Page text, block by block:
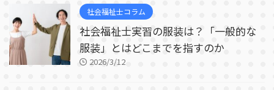
社会福祉士コラム
社会福祉士実習の服装は？「一般的な
服装」とはどこまでを指すのか
2026/3/12